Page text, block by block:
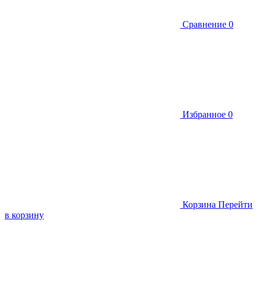
Сравнение 0
Избранное 0
Корзина Перейти
в корзину